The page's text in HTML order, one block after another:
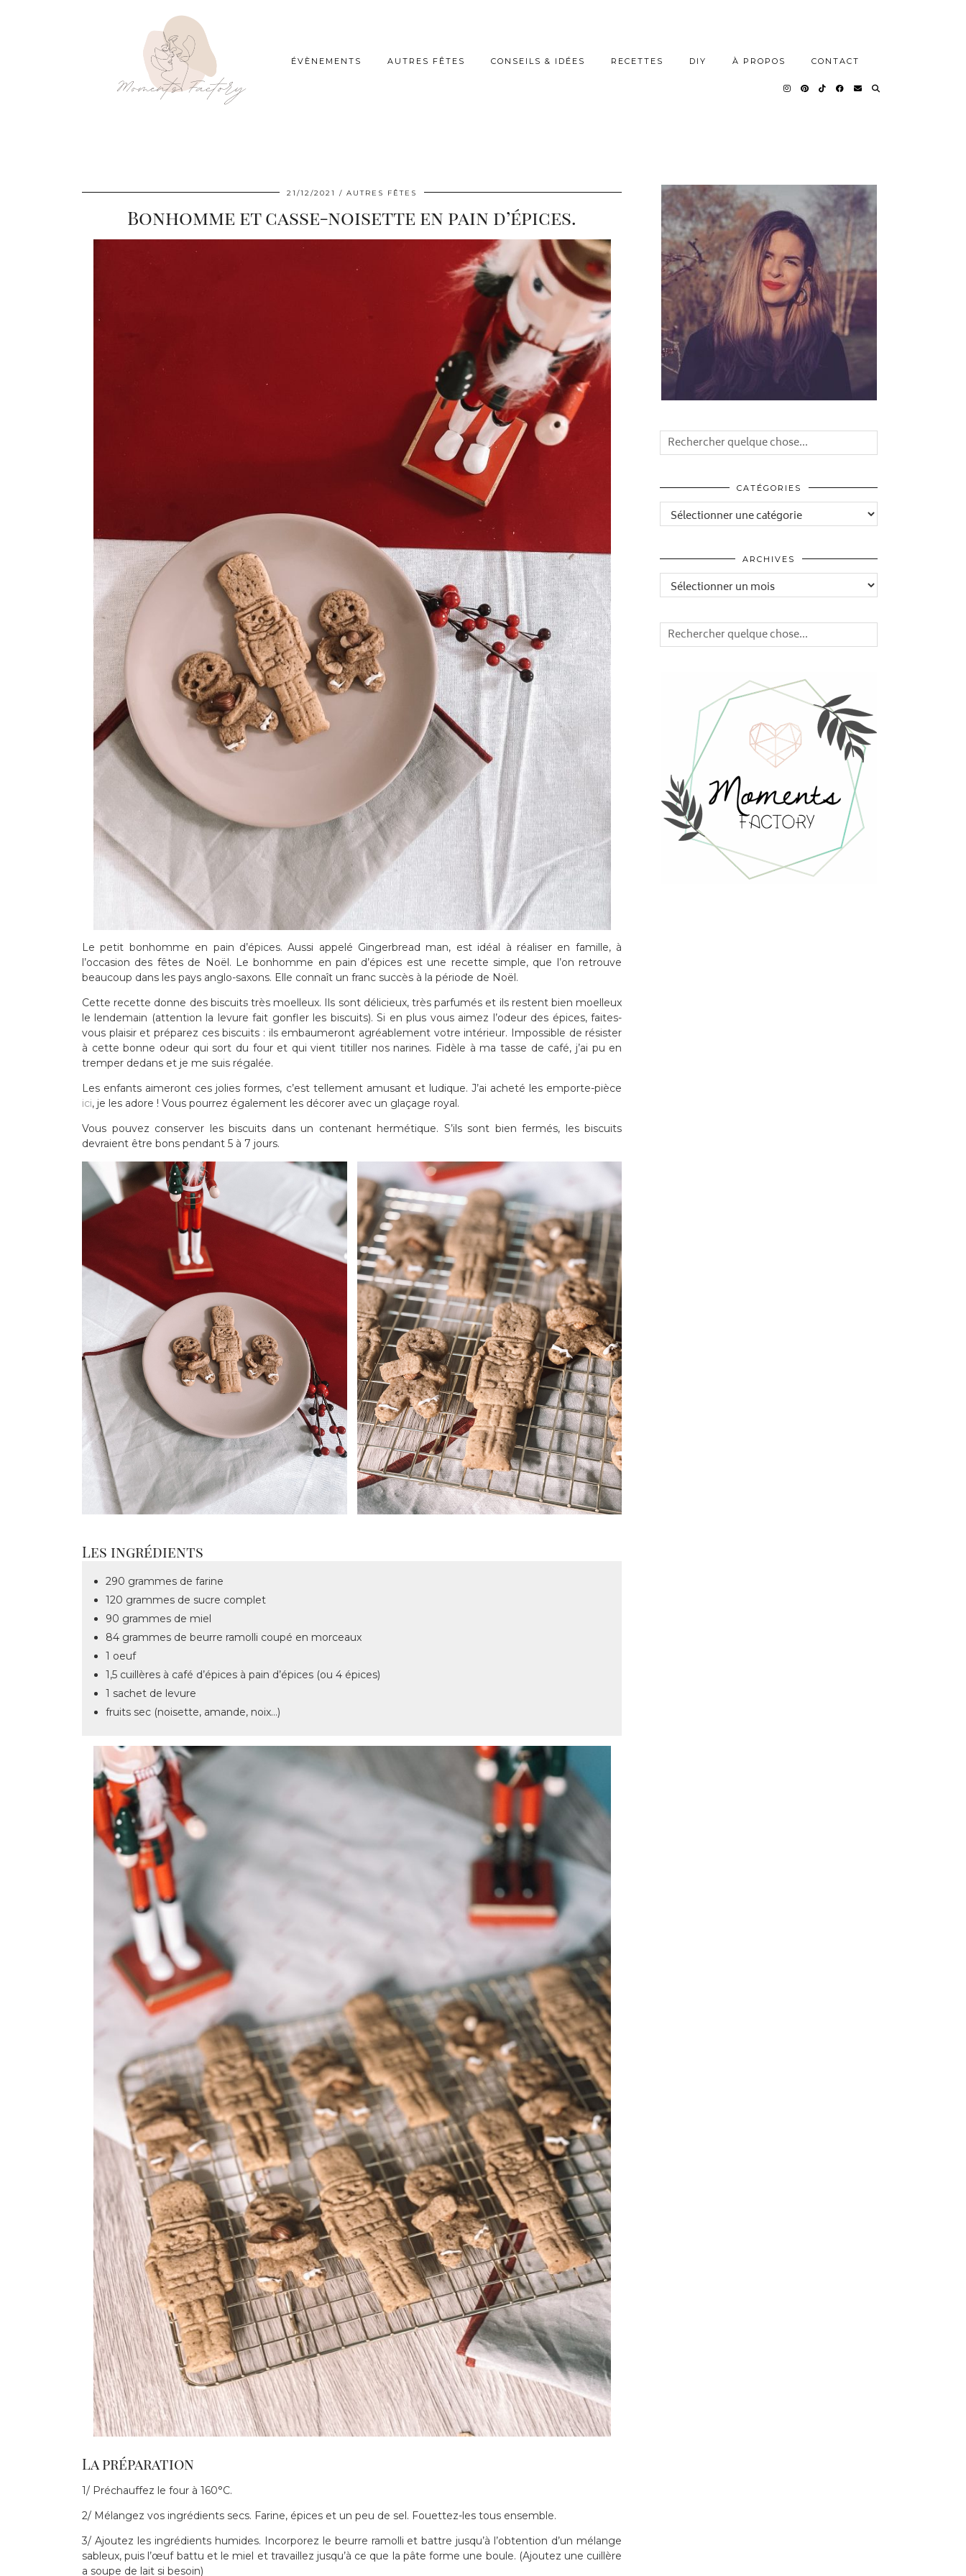
ÉVÈNEMENTS AUTRES FÊTES CONSEILS & IDÉES RECETTES DIY À PROPOS CONTACT
21/12/2021 AUTRES FÊTES
Bonhomme et casse-noisette en pain d’épices.
Le petit bonhomme en pain d’épices. Aussi appelé Gingerbread man, est idéal à réaliser en famille, à
l’occasion des fêtes de Noël. Le bonhomme en pain d’épices est une recette simple, que l’on retrouve
beaucoup dans les pays anglo-saxons. Elle connaît un franc succès à la période de Noël.
Cette recette donne des biscuits très moelleux. Ils sont délicieux, très parfumés et ils restent bien moelleux
le lendemain (attention la levure fait gonfler les biscuits). Si en plus vous aimez l’odeur des épices, faites-
vous plaisir et préparez ces biscuits : ils embaumeront agréablement votre intérieur. Impossible de résister
à cette bonne odeur qui sort du four et qui vient titiller nos narines. Fidèle à ma tasse de café, j’ai pu en
tremper dedans et je me suis régalée.
Les enfants aimeront ces jolies formes, c’est tellement amusant et ludique. J’ai acheté les emporte-pièce
ici, je les adore ! Vous pourrez également les décorer avec un glaçage royal.
Vous pouvez conserver les biscuits dans un contenant hermétique. S’ils sont bien fermés, les biscuits
devraient être bons pendant 5 à 7 jours.
Les ingrédients
290 grammes de farine
120 grammes de sucre complet
90 grammes de miel
84 grammes de beurre ramolli coupé en morceaux
1 oeuf
1,5 cuillères à café d’épices à pain d’épices (ou 4 épices)
1 sachet de levure
fruits sec (noisette, amande, noix…)
La préparation
1/ Préchauffez le four à 160°C.
2/ Mélangez vos ingrédients secs. Farine, épices et un peu de sel. Fouettez-les tous ensemble.
3/ Ajoutez les ingrédients humides. Incorporez le beurre ramolli et battre jusqu’à l’obtention d’un mélange
sableux, puis l’œuf battu et le miel et travaillez jusqu’à ce que la pâte forme une boule. (Ajoutez une cuillère
a soupe de lait si besoin)
CATÉGORIES
Catégories
ARCHIVES
Archives